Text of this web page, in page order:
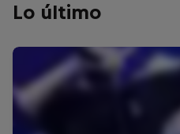
Lo último